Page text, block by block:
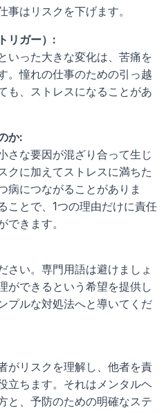
はリスクを下げます。
リガー）:
いった大きな変化は、苦痛を
。憧れの仕事のための引っ越
も、ストレスになることがあ
か:
さな要因が混ざり合って生じ
クに加えてストレスに満ちた
病につながることがありま
ことで、1つの理由だけに責任
できます。
さい。専門用語は避けましょ
ができるという希望を提供し
プルな対処法へと導いてくだ
がリスクを理解し、他者を責
立ちます。それはメンタルヘ
と、予防のための明確なステ